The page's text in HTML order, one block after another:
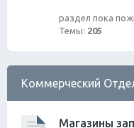
раздел пока
Темы: 205
Коммерческий Отдел.
Магазины